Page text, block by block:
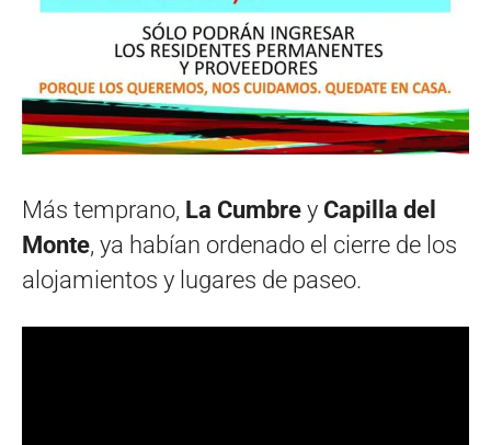
Más temprano, La Cumbre y Capilla del
Monte, ya habían ordenado el cierre de los
alojamientos y lugares de paseo.